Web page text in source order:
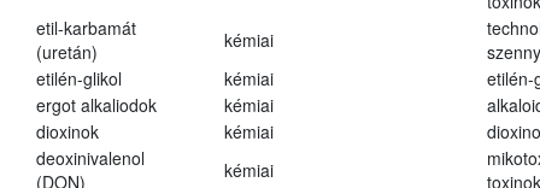
etil-karbamát
(uretán)
kémiai
etilén-glikol
kémiai
etilén-
ergot alkaliodok
kémiai
dioxinok
kémiai
deoxinivalenol
(DON)
kémiai
toxinok